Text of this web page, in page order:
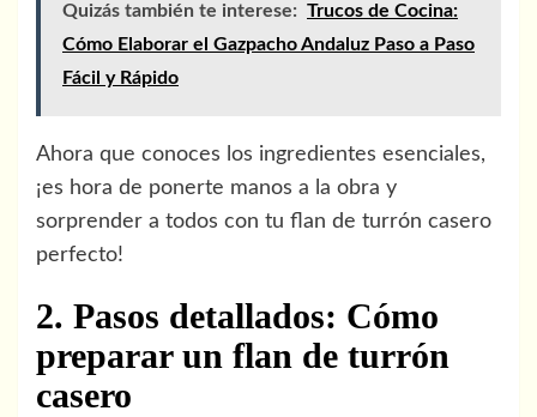
Quizás también te interese: Trucos de Cocina:
Cómo Elaborar el Gazpacho Andaluz Paso a Paso
Fácil y Rápido
Ahora que conoces los ingredientes esenciales,
¡es hora de ponerte manos a la obra y
sorprender a todos con tu flan de turrón casero
perfecto!
2. Pasos detallados: Cómo
preparar un flan de turrón
casero